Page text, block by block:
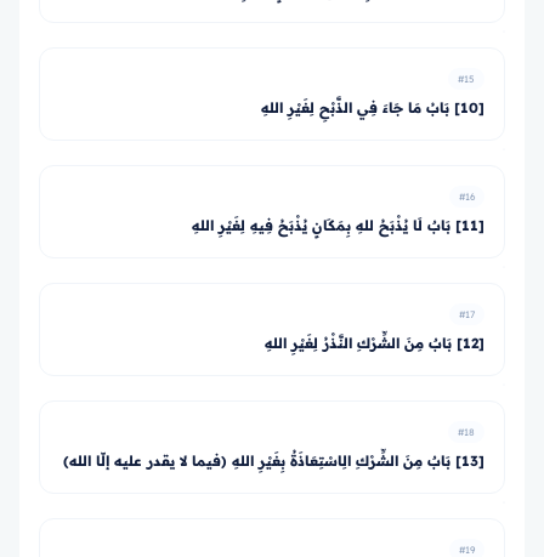
#15
[10] بَابُ مَا جَاءَ فِي الذَّبْحِ لِغَيْرِ اللهِ
#16
[11] بَابٌ لَا يُذْبَحُ للهِ بِمَكَانٍ يُذْبَحُ فِيهِ لِغَيْرِ اللهِ
#17
[12] بَابٌ مِنَ الشِّرْكِ النَّذْرُ لِغَيْرِ اللهِ
#18
[13] بَابٌ مِنَ الشِّرْكِ الِاسْتِعَاذَةُ بِغَيْرِ اللهِ (فيما لا يقدر عليه إلّا الله)
#19